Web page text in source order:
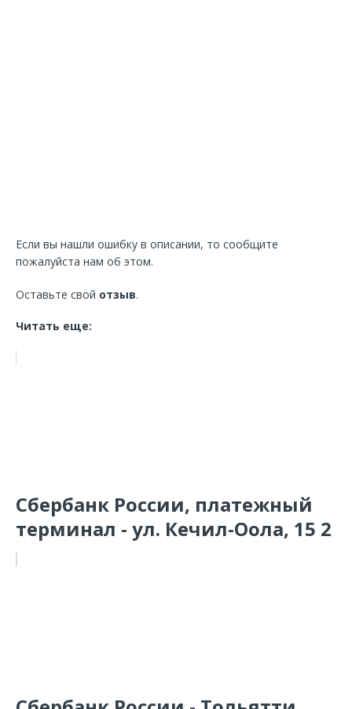
Если вы нашли ошибку в описании, то сообщите
пожалуйста нам об этом.
Оставьте свой отзыв.
Читать еще:
Сбербанк России, платежный
терминал - ул. Кечил-Оола, 15 2